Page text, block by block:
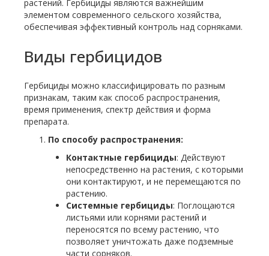
растений. Гербициды являются важнейшим
элементом современного сельского хозяйства,
обеспечивая эффективный контроль над сорняками.
Виды гербицидов
Гербициды можно классифицировать по разным
признакам, таким как способ распространения,
время применения, спектр действия и форма
препарата.
По способу распространения:
Контактные гербициды: Действуют
непосредственно на растения, с которыми
они контактируют, и не перемещаются по
растению.
Системные гербициды: Поглощаются
листьями или корнями растений и
переносятся по всему растению, что
позволяет уничтожать даже подземные
части сорняков.